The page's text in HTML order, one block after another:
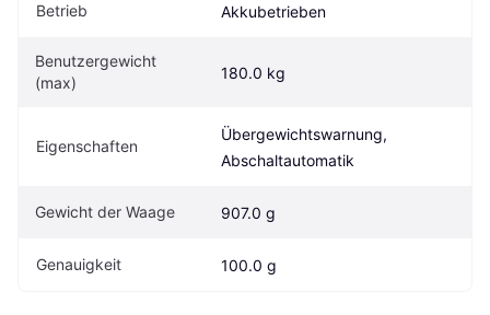
Betrieb Akkubetrieben
Benutzergewicht
(max)
180.0 kg
Eigen­schaften
Übergewichtswarnung,
Abschaltautomatik
Gewicht der Waage 907.0 g
Genauigkeit 100.0 g